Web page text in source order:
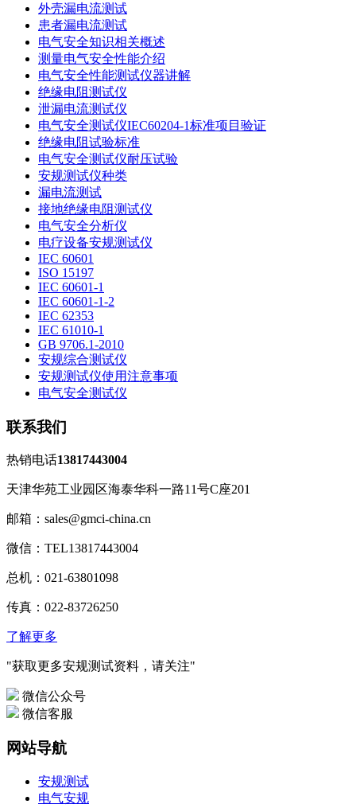
外壳漏电流测试
患者漏电流测试
电气安全知识相关概述
测量电气安全性能介绍
电气安全性能测试仪器讲解
绝缘电阻测试仪
泄漏电流测试仪
电气安全测试仪IEC60204-1标准项目验证
绝缘电阻试验标准
电气安全测试仪耐压试验
安规测试仪种类
漏电流测试
接地绝缘电阻测试仪
电气安全分析仪
电疗设备安规测试仪
IEC 60601
ISO 15197
IEC 60601-1
IEC 60601-1-2
IEC 62353
IEC 61010-1
GB 9706.1-2010
安规综合测试仪
安规测试仪使用注意事项
电气安全测试仪
联系我们
热销电话13817443004
天津华苑工业园区海泰华科一路11号C座201
邮箱：sales@gmci-china.cn
微信：TEL13817443004
总机：021-63801098
传真：022-83726250
了解更多
"获取更多安规测试资料，请关注"
微信公众号
微信客服
网站导航
安规测试
电气安规